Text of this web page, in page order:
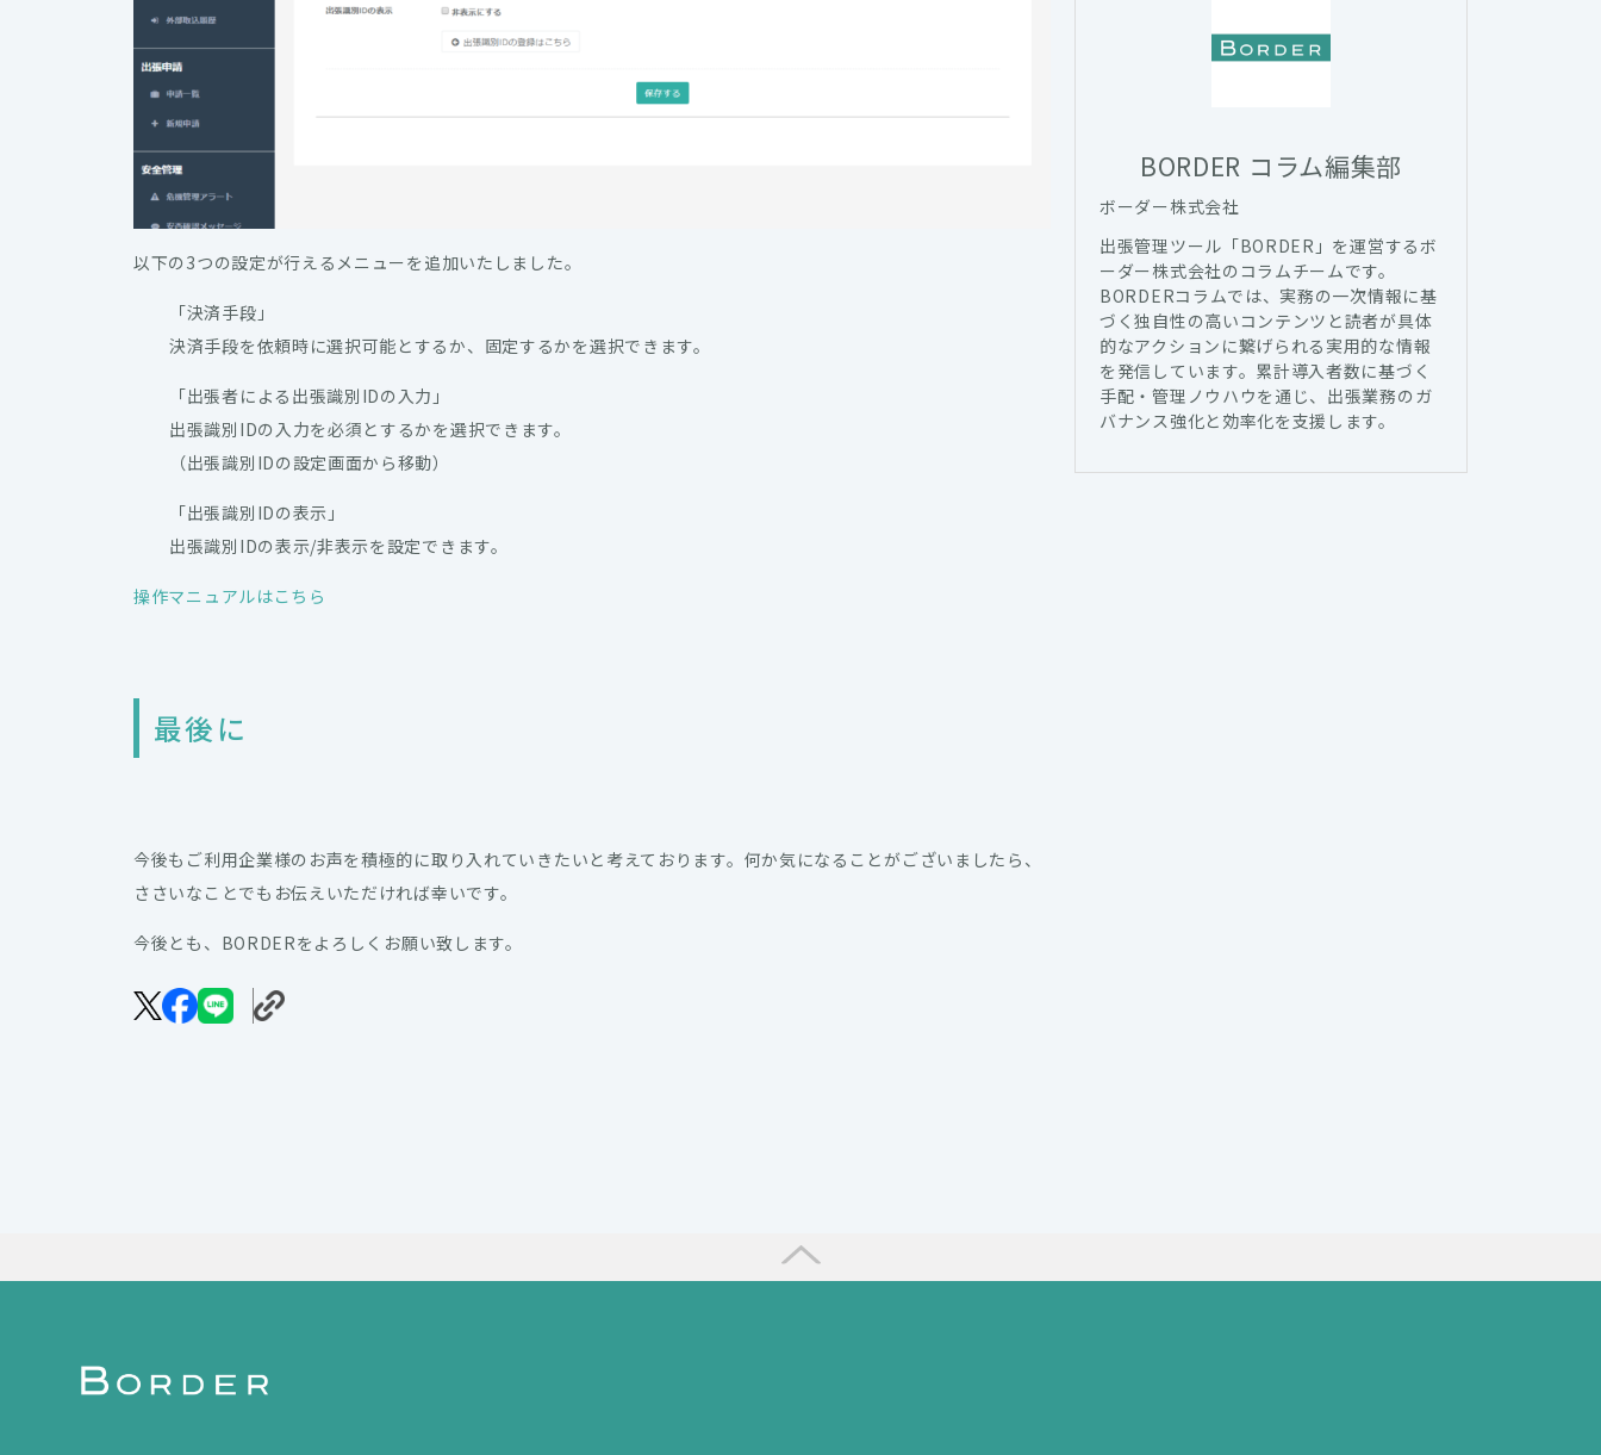
以下の3つの設定が行えるメニューを追加いたしました。
「決済手段」
決済手段を依頼時に選択可能とするか、固定するかを選択できます。
「出張者による出張識別IDの入力」
出張識別IDの入力を必須とするかを選択できます。
（出張識別IDの設定画面から移動）
「出張識別IDの表示」
出張識別IDの表示/非表示を設定できます。
操作マニュアルはこちら
最後に
今後もご利用企業様のお声を積極的に取り入れていきたいと考えております。何か気になることがございましたら、
ささいなことでもお伝えいただければ幸いです。
今後とも、BORDERをよろしくお願い致します。
BORDER コラム編集部
ボーダー株式会社
出張管理ツール「BORDER」を運営するボ
ーダー株式会社のコラムチームです。
BORDERコラムでは、実務の一次情報に基
づく独自性の高いコンテンツと読者が具体
的なアクションに繋げられる実用的な情報
を発信しています。累計導入者数に基づく
手配・管理ノウハウを通じ、出張業務のガ
バナンス強化と効率化を支援します。